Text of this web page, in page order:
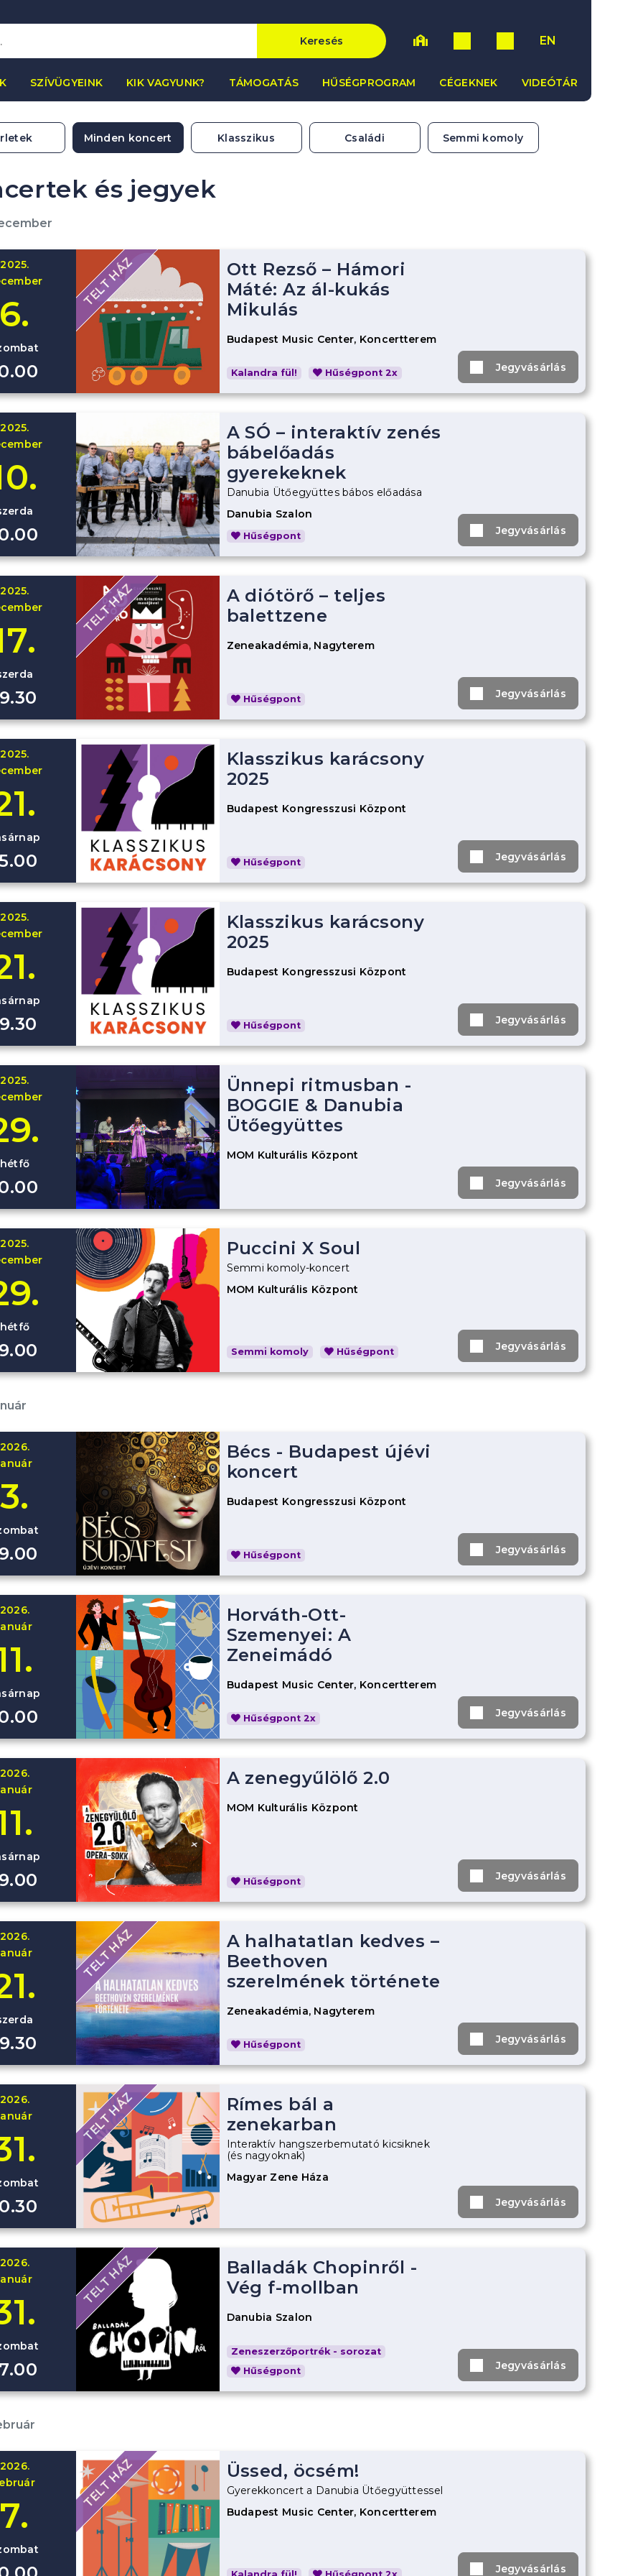
Keresés EN
SZÍVÜGYEINK KIK VAGYUNK? TÁMOGATÁS HŰSÉGPROGRAM CÉGEKNEK VIDEÓTÁR
Minden koncert Klasszikus Családi Semmi komoly
és jegyek
2025.
TELT HÁZ
Ott Rezső – Hámori
Máté: Az ál-kukás
Mikulás
Budapest Music Center, Koncertterem
Kalandra fül! Hűségpont 2x Jegyvásárlás
2025.
A SÓ – interaktív zenés
bábelőadás
gyerekeknek
Danubia Ütőegyüttes bábos előadása
Danubia Szalon
Hűségpont Jegyvásárlás
2025.
TELT HÁZ
A diótörő – teljes
balettzene
Zeneakadémia, Nagyterem
Hűségpont Jegyvásárlás
2025.
Klasszikus karácsony
2025
Budapest Kongresszusi Központ
Hűségpont Jegyvásárlás
2025.
Klasszikus karácsony
2025
Budapest Kongresszusi Központ
Hűségpont Jegyvásárlás
2025.
hétfő
Ünnepi ritmusban -
BOGGIE & Danubia
Ütőegyüttes
MOM Kulturális Központ
Jegyvásárlás
2025.
hétfő
Puccini X Soul
Semmi komoly-koncert
MOM Kulturális Központ
Semmi komoly Hűségpont Jegyvásárlás
2026.
3.
Bécs - Budapest újévi
koncert
Budapest Kongresszusi Központ
Hűségpont Jegyvásárlás
2026.
Horváth-Ott-
Szemenyei: A
Zeneimádó
Budapest Music Center, Koncertterem
Hűségpont 2x Jegyvásárlás
2026.
A zenegyűlölő 2.0
MOM Kulturális Központ
Hűségpont Jegyvásárlás
2026.
TELT HÁZ
A halhatatlan kedves –
Beethoven
szerelmének története
Zeneakadémia, Nagyterem
Hűségpont Jegyvásárlás
2026.
TELT HÁZ
Rímes bál a
zenekarban
Interaktív hangszerbemutató kicsiknek
(és nagyoknak)
Magyar Zene Háza
Jegyvásárlás
2026.
TELT HÁZ
Balladák Chopinről -
Vég f-mollban
Danubia Szalon
Zeneszerzőportrék - sorozat
Hűségpont
Jegyvásárlás
2026.
7.
TELT HÁZ Üssed, öcsém!
Gyerekkoncert a Danubia Ütőegyüttessel
Budapest Music Center, Koncertterem
Jegyvásárlás